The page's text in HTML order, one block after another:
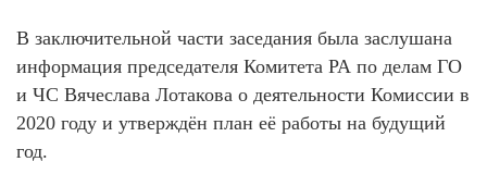
В заключительной части заседания была заслушана
информация председателя Комитета РА по делам ГО
и ЧС Вячеслава Лотакова о деятельности Комиссии в
2020 году и утверждён план её работы на будущий
год.